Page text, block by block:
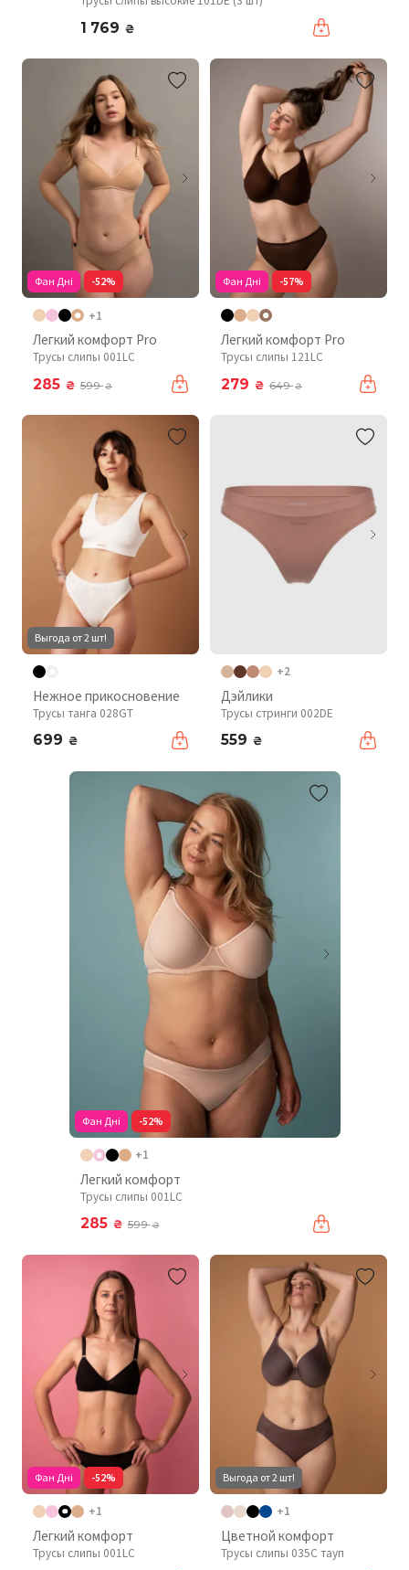
1 769 ₴
Фан Дні -52%
+1
Легкий комфорт Pro
Трусы слипы 001LC
285 ₴ 599₴
Фан Дні -57%
Легкий комфорт Pro
Трусы слипы 121LC
279 ₴ 649₴
Выгода от 2 шт!
Нежное прикосновение
Трусы танга 028GT
699 ₴
+2
Дэйлики
Трусы стринги 002DE
559 ₴
Фан Дні -52%
+1
Легкий комфорт
Трусы слипы 001LC
285 ₴ 599₴
Фан Дні -52%
+1
Легкий комфорт
Трусы слипы 001LC
Выгода от 2 шт!
+1
Цветной комфорт
Трусы слипы 035C тауп